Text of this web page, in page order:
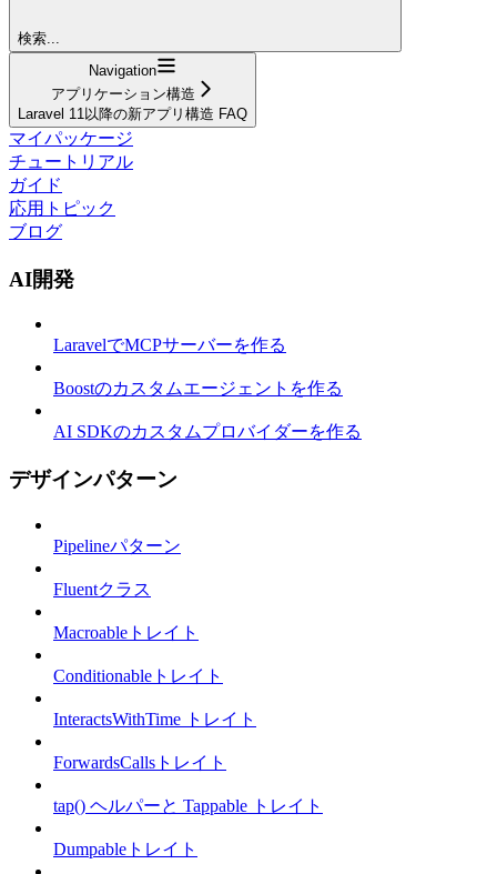
検索...
Navigation
アプリケーション構造
Laravel 11以降の新アプリ構造 FAQ
マイパッケージ
チュートリアル
ガイド
応用トピック
ブログ
AI開発
LaravelでMCPサーバーを作る
Boostのカスタムエージェントを作る
AI SDKのカスタムプロバイダーを作る
デザインパターン
Pipelineパターン
Fluentクラス
Macroableトレイト
Conditionableトレイト
InteractsWithTime トレイト
ForwardsCallsトレイト
tap() ヘルパーと Tappable トレイト
Dumpableトレイト